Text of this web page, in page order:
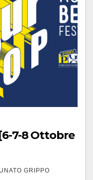
7-8 Ottobre
GRIPPO